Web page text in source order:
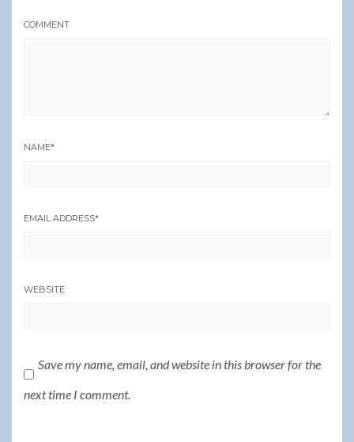
COMMENT
NAME*
EMAIL ADDRESS*
WEBSITE
Save my name, email, and website in this browser for the
next time I comment.